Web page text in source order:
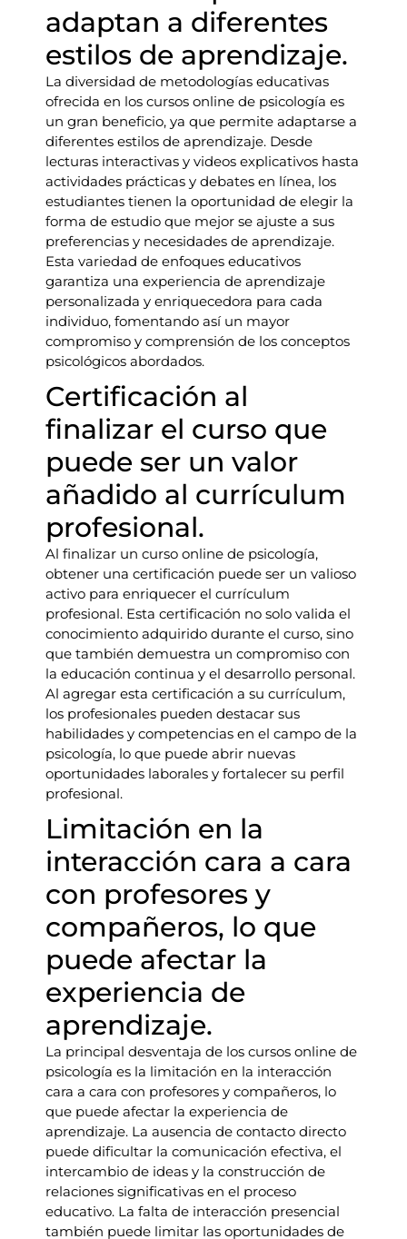
adaptan a diferentes
estilos de aprendizaje.
La diversidad de metodologías educativas
ofrecida en los cursos online de psicología es
un gran beneficio, ya que permite adaptarse a
diferentes estilos de aprendizaje. Desde
lecturas interactivas y videos explicativos hasta
actividades prácticas y debates en línea, los
estudiantes tienen la oportunidad de elegir la
forma de estudio que mejor se ajuste a sus
preferencias y necesidades de aprendizaje.
Esta variedad de enfoques educativos
garantiza una experiencia de aprendizaje
personalizada y enriquecedora para cada
individuo, fomentando así un mayor
compromiso y comprensión de los conceptos
psicológicos abordados.
Certificación al
finalizar el curso que
puede ser un valor
añadido al currículum
profesional.
Al finalizar un curso online de psicología,
obtener una certificación puede ser un valioso
activo para enriquecer el currículum
profesional. Esta certificación no solo valida el
conocimiento adquirido durante el curso, sino
que también demuestra un compromiso con
la educación continua y el desarrollo personal.
Al agregar esta certificación a su currículum,
los profesionales pueden destacar sus
habilidades y competencias en el campo de la
psicología, lo que puede abrir nuevas
oportunidades laborales y fortalecer su perfil
profesional.
Limitación en la
interacción cara a cara
con profesores y
compañeros, lo que
puede afectar la
experiencia de
aprendizaje.
La principal desventaja de los cursos online de
psicología es la limitación en la interacción
cara a cara con profesores y compañeros, lo
que puede afectar la experiencia de
aprendizaje. La ausencia de contacto directo
puede dificultar la comunicación efectiva, el
intercambio de ideas y la construcción de
relaciones significativas en el proceso
educativo. La falta de interacción presencial
también puede limitar las oportunidades de